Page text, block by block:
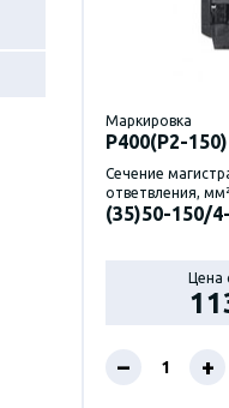
Маркировка
P400(Р2-150)
Сечение
ответвления,
(35)50-150/
Цена
– +